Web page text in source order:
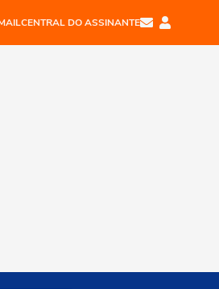
CENTRAL DO ASSINANTE